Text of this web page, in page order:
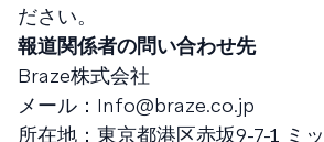
ださい。
報道関係者の問い合わせ先
Braze株式会社
メール： Info@braze.co.jp
所在地：東京都港区赤坂9-7-1 ミ